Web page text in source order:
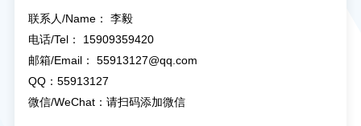
联系人/Name： 李毅
电话/Tel： 15909359420
邮箱/Email： 55913127@qq.com
QQ：55913127
微信/WeChat：请扫码添加微信